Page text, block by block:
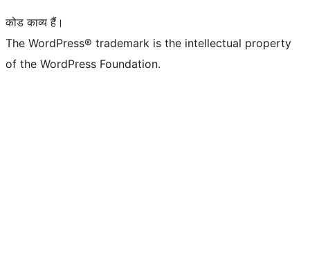
कोड काव्य हैं।
The WordPress® trademark is the intellectual property
of the WordPress Foundation.